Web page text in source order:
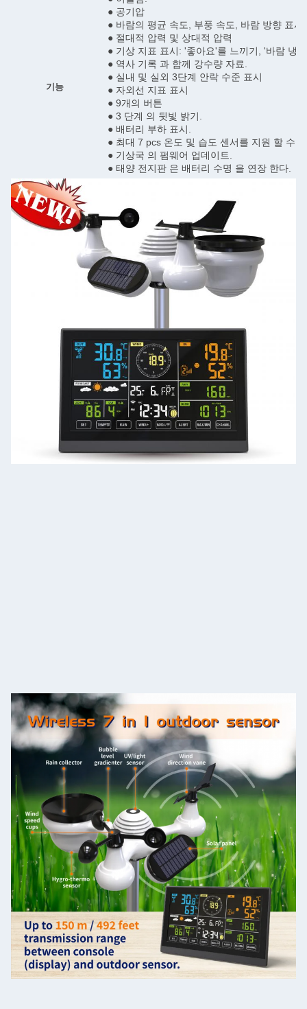
기능
● 공기압
● 바람의 평균 속도, 부풍 속도, 바람 방향 표시.
● 절대적 압력 및 상대적 압력
● 기상 지표 표시: '좋아요'를 느끼기, '바람 냉
● 역사 기록 과 함께 강수량 자료.
● 실내 및 실외 3단계 안락 수준 표시
● 자외선 지표 표시
● 9개의 버튼
● 3 단계 의 뒷빛 밝기.
● 배터리 부하 표시.
● 최대 7 pcs 온도 및 습도 센서를 지원 할 수
● 기상국 의 펌웨어 업데이트.
● 태양 전지판 은 배터리 수명 을 연장 한다.